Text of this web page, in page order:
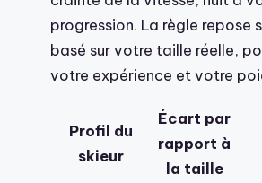
progression. La règle repose
basé sur votre taille réelle,
votre expérience et votre
Profil du
skieur
Écart par
rapport à
la taille